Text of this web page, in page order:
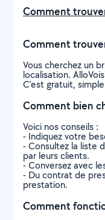
Comment
Comment
Vous cherchez un
localisation.
C’est gratuit,
Comment bien
Voici nos conseils :
- Indiquez votre
- Consultez la liste
par leurs clients.
- Conversez avec
- Du contrat de
prestation.
Comment